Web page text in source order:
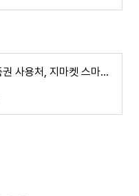
컬쳐랜드 문화상품권 사용처, 지마켓 스마일캐시 전환 현금화